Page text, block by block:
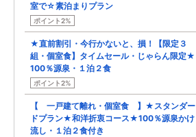
室で☆素泊まりプラン
ポイント2%
★直前割引・今行かないと、損！【限定３
組・個室食】タイムセール・じゃらん限定★
100％源泉・１泊２食
ポイント2%
【 一戸建て離れ・個室食 】★スタンダー
ドプラン★和洋折衷コース★100％源泉かけ
流し・１泊２食付き